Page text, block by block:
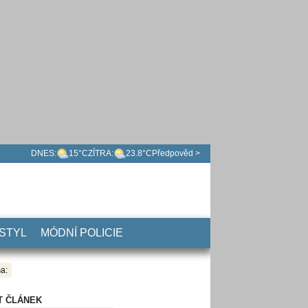
DNES: 15°CZÍTRA: 23.8°C Předpověd >
MÓDNÍ POLICIE
ČLÁNEK